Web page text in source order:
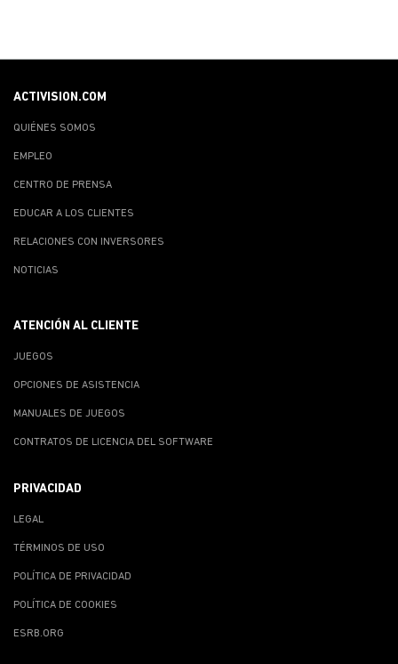
ACTIVISION.COM
QUIÉNES SOMOS
EMPLEO
CENTRO DE PRENSA
EDUCAR A LOS CLIENTES
RELACIONES CON INVERSORES
NOTICIAS
ATENCIÓN AL CLIENTE
JUEGOS
OPCIONES DE ASISTENCIA
MANUALES DE JUEGOS
CONTRATOS DE LICENCIA DEL SOFTWARE
PRIVACIDAD
LEGAL
TÉRMINOS DE USO
POLÍTICA DE PRIVACIDAD
POLÍTICA DE COOKIES
ESRB.ORG